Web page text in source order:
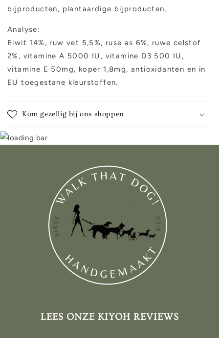
bijproducten, plantaardige bijproducten.
Analyse:
Eiwit 14%, ruw vet 5,5%, ruse as 6%, ruwe celstof
2%, vitamine A 5000 IU, vitamine D3 500 IU,
vitamine E 50mg, koper 1,8mg, antioxidanten en in
EU toegestane kleurstoffen.
Kom gezellig bij ons shoppen
LEES ONZE KIYOH REVIEWS